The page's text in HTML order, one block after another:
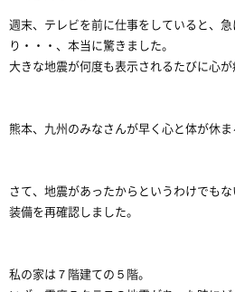
週末、テレビを前に仕事をしていると、
り・・・、本当に驚きました。
大きな地震が何度も表示されるたびに心が
熊本、九州のみなさんが早く心と体が休ま
さて、地震があったからというわけでも
装備を再確認しました。
私の家は７階建ての５階。